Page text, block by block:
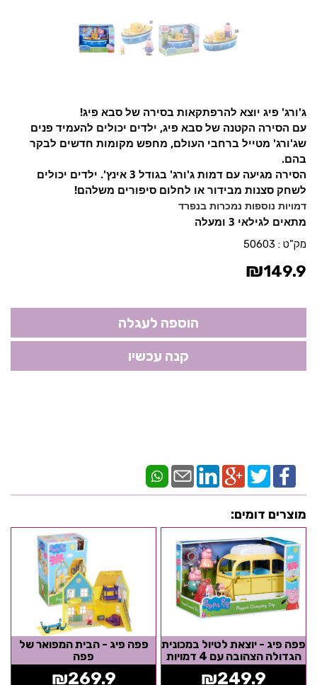
ג'ורג' פיג יוצא להרפתקאות בסירה של סבא פיג!
עם הסירה הקטנה של סבא פיג, ילדים יכולים להעמיד פנים
שג'ורג' מטייל ברחבי העולם, מחפש מקומות חדשים לבקר
בהם.
הסירה מגיעה עם דמות ג'ורג' בגודל 3 אינץ'. ילדים יכולים
לשחק סצנות מבידור או לחלום סיפורים משלהם!
דמויות נוספות נמכרות בנפרד
מתאים לגילאי 3 ומעלה
מק"ט : 50603
₪149.9
מוצרים דומים:
פפה פיג - יוצאת לטיול במכונית
הגדולה הצהובה עם 4 דמויות
משחק
₪249.9
פפה פיג - הבית המפואר של
פפה
₪269.9